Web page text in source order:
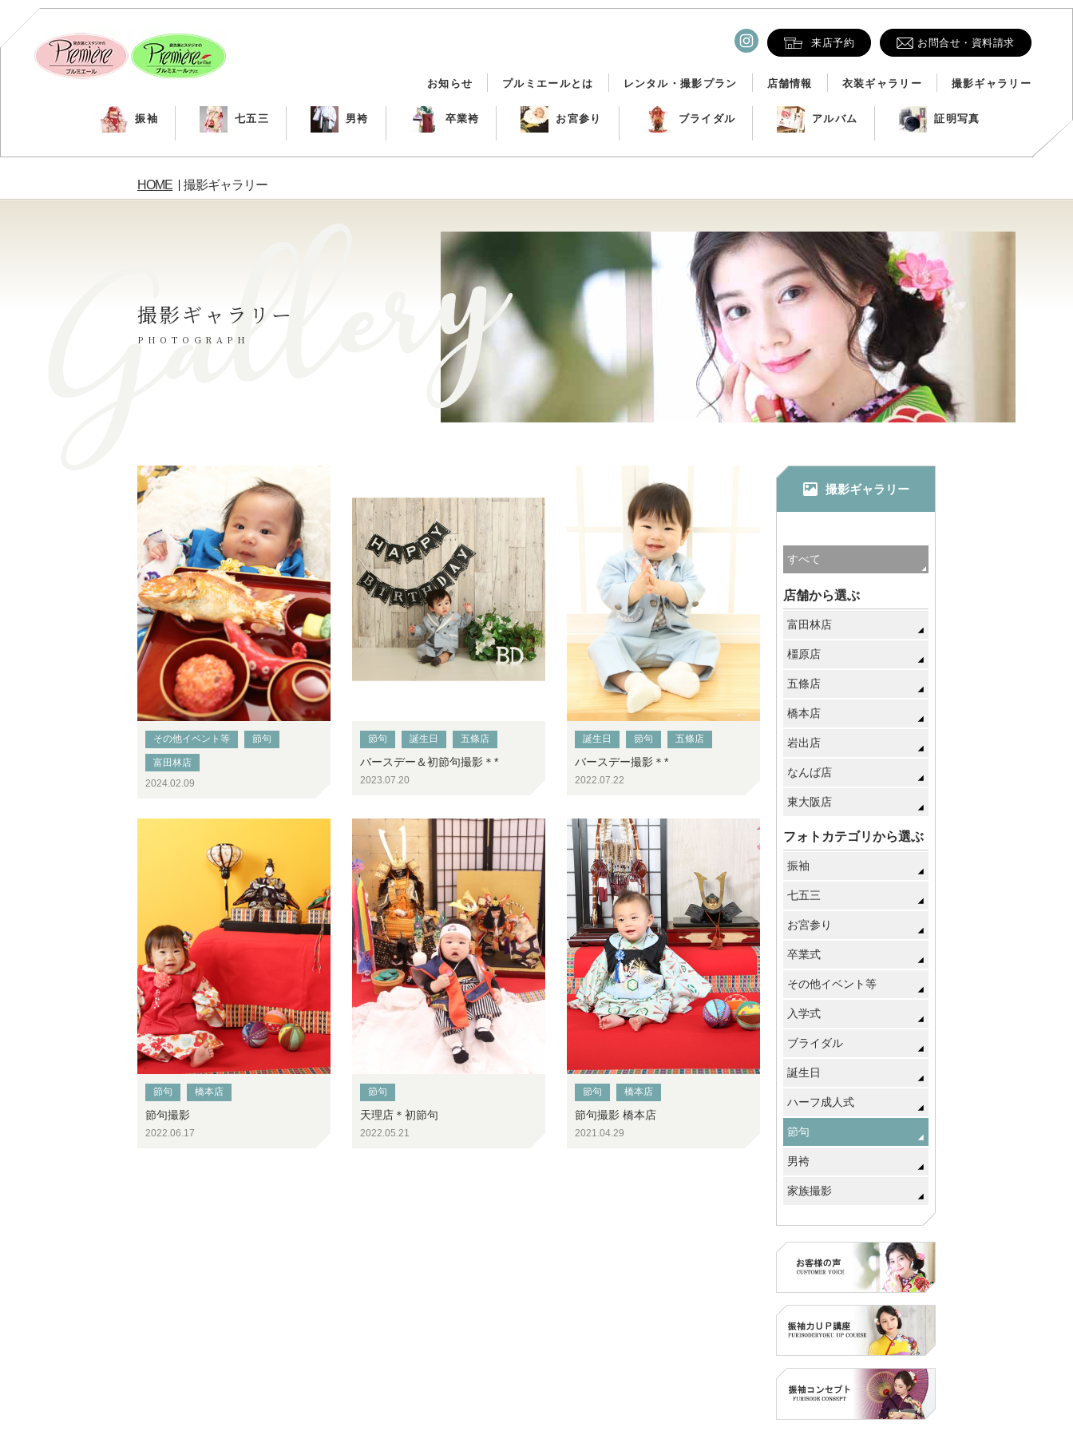
来店予約 お問合せ・資料請求
お知らせ プルミエールとは レンタル・撮影プラン 店舗情報 衣装ギャラリー 撮影ギャラリー
振袖 七五三 男袴 卒業袴 お宮参り ブライダル アルバム 証明写真
HOME 撮影ギャラリー
撮影ギャラリー
PHOTOGRAPH
その他イベント等 節句
富田林店
2024.02.09
節句 誕生日 五條店
バースデー＆初節句撮影＊*
2023.07.20
誕生日 節句 五條店
バースデー撮影＊*
2022.07.22
節句 橋本店
節句撮影
2022.06.17
節句
天理店＊初節句
2022.05.21
節句 橋本店
節句撮影 橋本店
2021.04.29
撮影ギャラリー
店舗から選ぶ
富田林店
橿原店
五條店
橋本店
岩出店
なんば店
東大阪店
フォトカテゴリから選ぶ
振袖
七五三
お宮参り
卒業式
その他イベント等
入学式
ブライダル
誕生日
ハーフ成人式
節句
男袴
家族撮影